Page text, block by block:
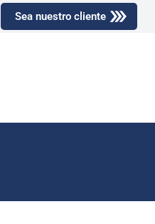
Sea nuestro cliente
Buscar:
Botón de búsqueda